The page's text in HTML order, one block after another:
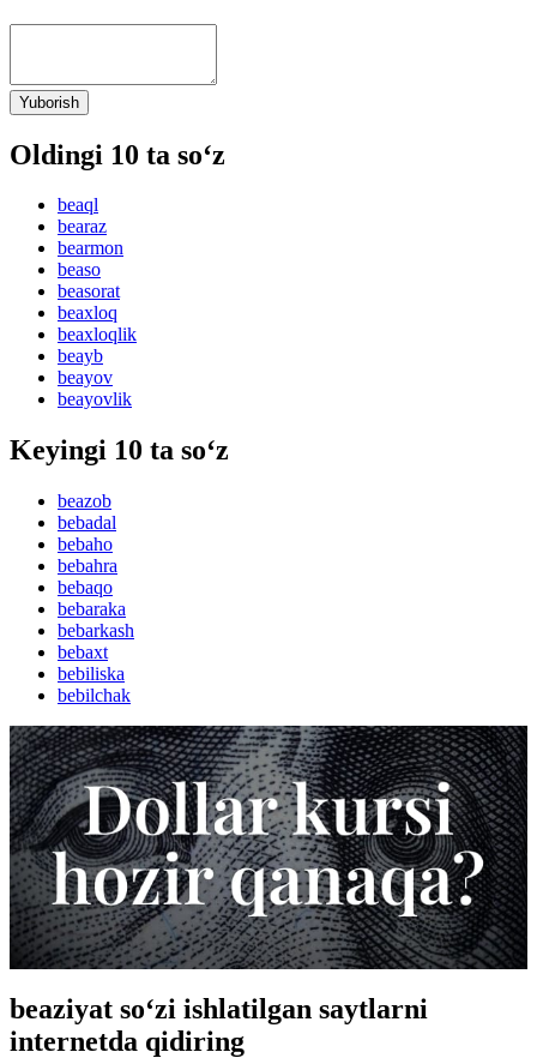
Yuborish
Oldingi 10 ta so‘z
beaql
bearaz
bearmon
beaso
beasorat
beaxloq
beaxloqlik
beayb
beayov
beayovlik
Keyingi 10 ta so‘z
beazob
bebadal
bebaho
bebahra
bebaqo
bebaraka
bebarkash
bebaxt
bebiliska
bebilchak
beaziyat so‘zi ishlatilgan saytlarni
internetda qidiring